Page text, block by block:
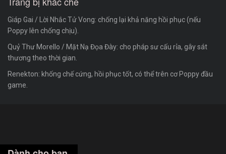
Giáp Gai / Lời Nhắc Tử Vong: chống lại khả năng hồi phục (nếu
Poppy lên chống chịu).
Quỷ Thư Morello / Mặt Nạ Đọa Đày: cho pháp sư cấu rỉa, gây sát
thương theo thời gian.
Renekton: khống chế cứng, hồi phục tốt, có thể trên cơ Poppy đầu
game.